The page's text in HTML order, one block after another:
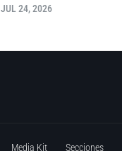
JUL 24, 2026
Media Kit Secciones